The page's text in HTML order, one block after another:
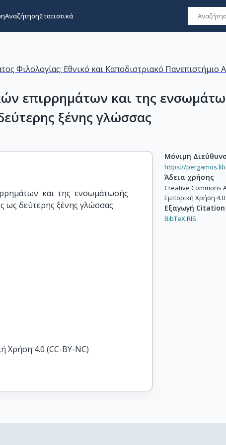
ΑναζήτησηΣτατιστικά
Φιλολογίας: Εθνικό και Καποδιστριακό
επιρρημάτων και της
ξένης γλώσσας
και της ενσωμάτωσής
ως δεύτερης ξένης γλώσσας
4.0 (CC-BY-NC)
Μόνιμη
https://
Άδεια χρήσης
Creative Commons
Εμπορική Χρήση 4.0
Εξαγωγή Citation
BibTeX,RIS